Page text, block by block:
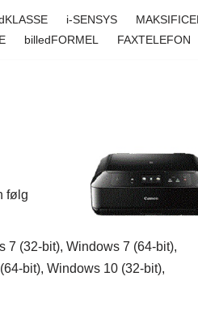
i-SENSYS
billedFORMEL FAXTELEFON
følg
7 (32-bit), Windows 7 (64-bit),
bit), Windows 10 (32-bit),